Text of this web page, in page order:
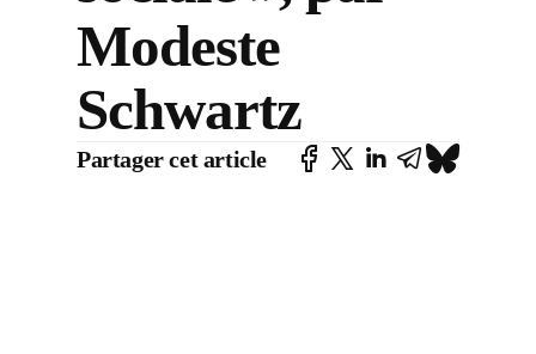
Modeste
Schwartz
Partager cet article